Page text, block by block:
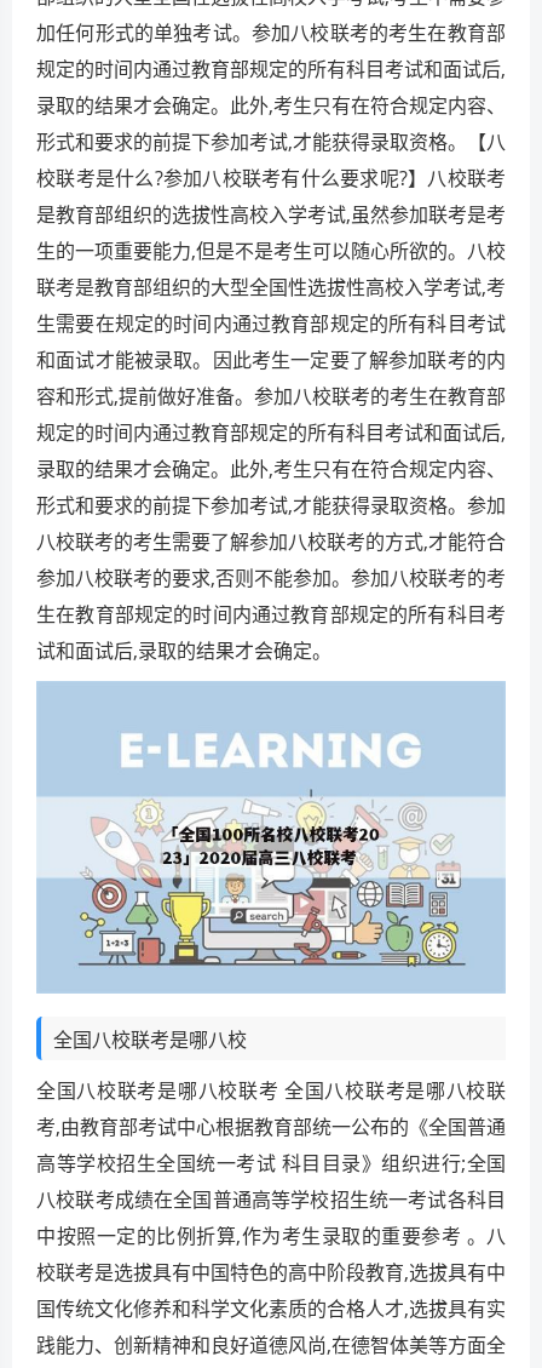
加任何形式的单独考试。参加八校联考的考生在教育部
规定的时间内通过教育部规定的所有科目考试和面试后,
录取的结果才会确定。此外,考生只有在符合规定内容、
形式和要求的前提下参加考试,才能获得录取资格。【八
校联考是什么?参加八校联考有什么要求呢?】八校联考
是教育部组织的选拔性高校入学考试,虽然参加联考是考
生的一项重要能力,但是不是考生可以随心所欲的。八校
联考是教育部组织的大型全国性选拔性高校入学考试,考
生需要在规定的时间内通过教育部规定的所有科目考试
和面试才能被录取。因此考生一定要了解参加联考的内
容和形式,提前做好准备。参加八校联考的考生在教育部
规定的时间内通过教育部规定的所有科目考试和面试后,
录取的结果才会确定。此外,考生只有在符合规定内容、
形式和要求的前提下参加考试,才能获得录取资格。参加
八校联考的考生需要了解参加八校联考的方式,才能符合
参加八校联考的要求,否则不能参加。参加八校联考的考
生在教育部规定的时间内通过教育部规定的所有科目考
试和面试后,录取的结果才会确定。
全国八校联考是哪八校
全国八校联考是哪八校联考 全国八校联考是哪八校联
考,由教育部考试中心根据教育部统一公布的《全国普通
高等学校招生全国统一考试 科目目录》组织进行;全国
八校联考成绩在全国普通高等学校招生统一考试各科目
中按照一定的比例折算,作为考生录取的重要参考 。八
校联考是选拔具有中国特色的高中阶段教育,选拔具有中
国传统文化修养和科学文化素质的合格人才,选拔具有实
践能力、创新精神和良好道德风尚,在德智体美等方面全